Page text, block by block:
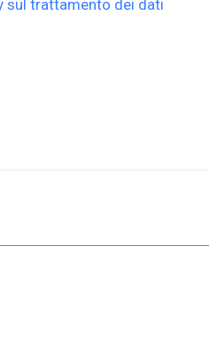
sul trattamento dei dati